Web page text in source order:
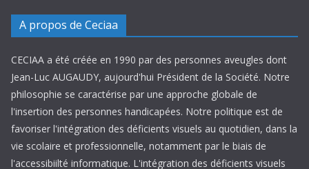
A propos de Ceciaa
CECIAA a été créée en 1990 par des personnes aveugles dont
Jean-Luc AUGAUDY, aujourd'hui Président de la Société. Notre
philosophie se caractérise par une approche globale de
l'insertion des personnes handicapées. Notre politique est de
favoriser l'intégration des déficients visuels au quotidien, dans la
vie scolaire et professionnelle, notamment par le biais de
l'accessibiilté informatique. L'intégration des déficients visuels